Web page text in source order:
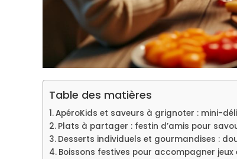
Table des matières
ApéroKids et saveurs à grignoter : mini-
Plats à partager : festin d’amis pour
Desserts individuels et gourmandises :
Boissons festives pour accompagner